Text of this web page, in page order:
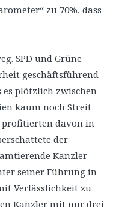
zu 70%, dass
SPD und Grüne
geschäftsführend
es plötzlich zwischen
kaum noch Streit
profitierten davon in
der
Kanzler
seiner Führung in
Verlässlichkeit zu
Kanzler mit nur drei